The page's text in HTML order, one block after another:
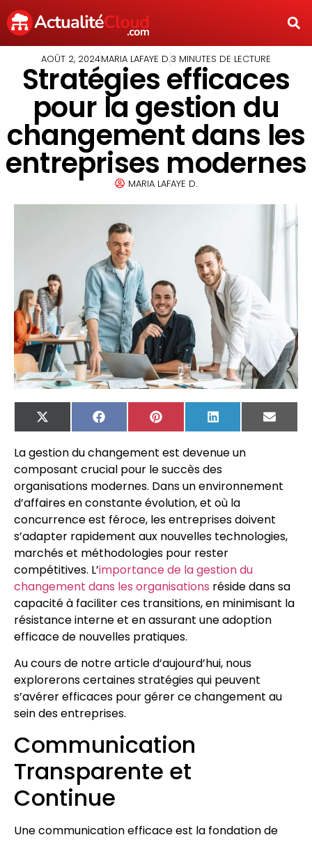
AOÛT 2, 2024MARIA LAFAYE D.3 MINUTES DE LECTURE
Stratégies efficaces
pour la gestion du
changement dans les
entreprises modernes
MARIA LAFAYE D.
X
(Twitter)
FacebookPinterest LinkedIn
Email
La gestion du changement est devenue un
composant crucial pour le succès des
organisations modernes. Dans un environnement
d’affaires en constante évolution, et où la
concurrence est féroce, les entreprises doivent
s’adapter rapidement aux nouvelles technologies,
marchés et méthodologies pour rester
compétitives. L’importance de la gestion du
changement dans les organisations réside dans sa
capacité à faciliter ces transitions, en minimisant la
résistance interne et en assurant une adoption
efficace de nouvelles pratiques.
Au cours de notre article d’aujourd’hui, nous
explorerons certaines stratégies qui peuvent
s’avérer efficaces pour gérer ce changement au
sein des entreprises.
Communication
Transparente et
Continue
Une communication efficace est la fondation de